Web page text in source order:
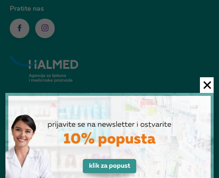
Pratite nas
© Ljekarna Talan 2026